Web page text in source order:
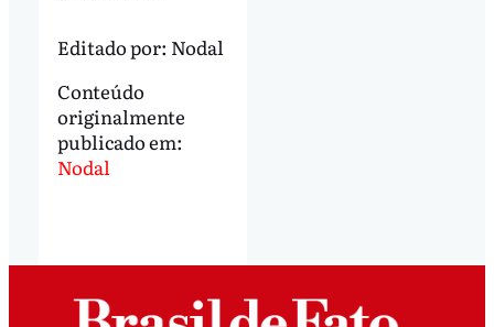
Editado por: Nodal
Conteúdo
originalmente
publicado em:
Nodal